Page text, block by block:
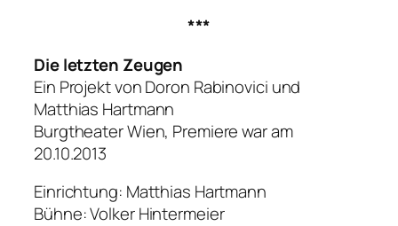
***
Die letzten Zeugen
Ein Projekt von Doron Rabinovici und
Matthias Hartmann
Burgtheater Wien, Premiere war am
20.10.2013
Einrichtung: Matthias Hartmann
Bühne: Volker Hintermeier